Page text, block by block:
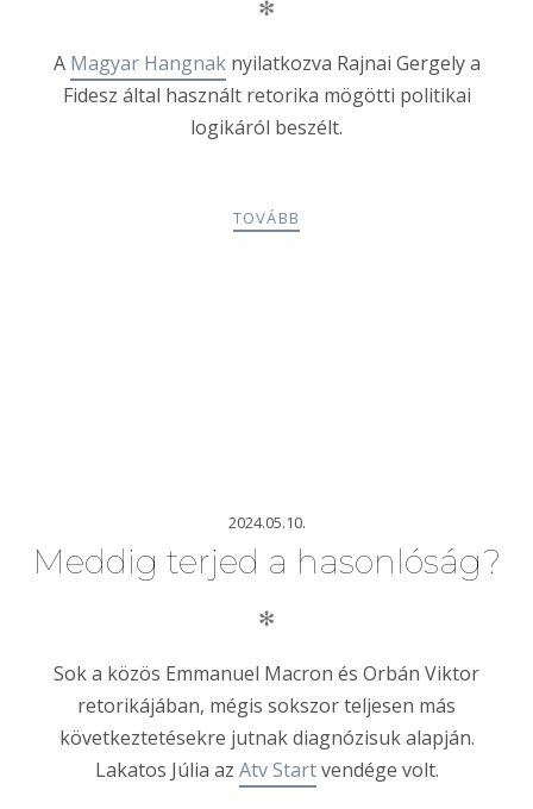
✻
A Magyar Hangnaknyilatkozva Rajnai Gergely a
Fidesz által használt retorika mögötti politikai
logikáról beszélt.
TOVÁBB
2024.05.10.
Meddig terjed a hasonlóság?
✻
Sok a közös Emmanuel Macron és Orbán Viktor
retorikájában, mégis sokszor teljesen más
következtetésekre jutnak diagnózisuk alapján.
Lakatos Júlia az Atv Startvendége volt.